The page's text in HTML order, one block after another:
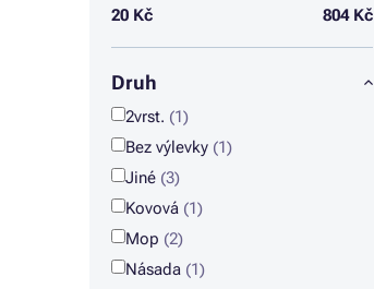
20 Kč 804Kč
Druh
2vrst. (1)
Bez výlevky (1)
Jiné (3)
Kovová (1)
Mop (2)
Násada (1)